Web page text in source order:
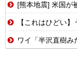
[熊本地震] 米国が被災地
【これはひどい】うちのぬこたんは自ら進
ワイ「半沢直樹みたい